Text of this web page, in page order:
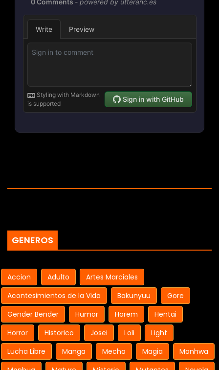
GENEROS
Accion Adulto
Artes Marciales
Acontesimientos de la Vida
Bakunyuu
Gore
Gender Bender
Humor Harem
Hentai
Horror
Historico Josei Loli
Light
Lucha Libre
Manga Mecha Magia
Manhwa